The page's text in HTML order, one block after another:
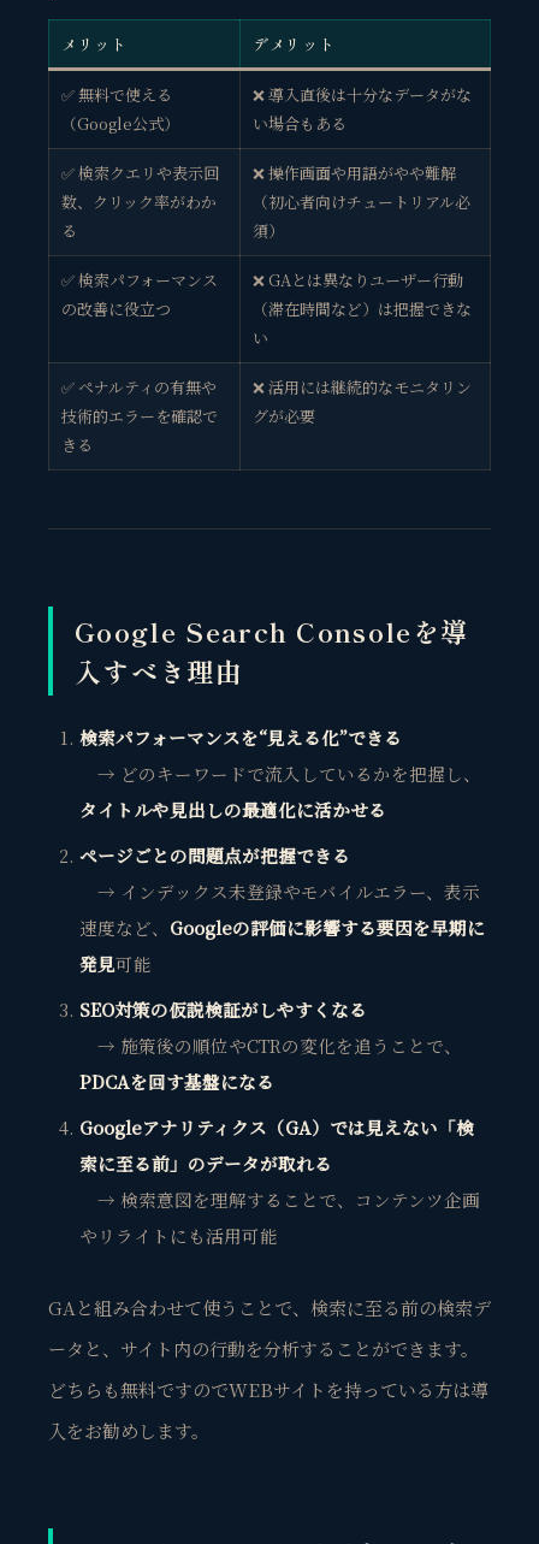
メリット デメリット
✅ 無料で使える
（Google公式）
❌ 導入直後は十分なデータがな
い場合もある
✅ 検索クエリや表示回
数、クリック率がわか
る
❌ 操作画面や用語がやや難解
（初心者向けチュートリアル必
須）
✅ 検索パフォーマンス
の改善に役立つ
❌ GAとは異なりユーザー行動
（滞在時間など）は把握できな
い
✅ ペナルティの有無や
技術的エラーを確認で
きる
❌ 活用には継続的なモニタリン
グが必要
Google Search Consoleを導
入すべき理由
検索パフォーマンスを“見える化”できる
→ どのキーワードで流入しているかを把握し、
タイトルや見出しの最適化に活かせる
ページごとの問題点が把握できる
→ インデックス未登録やモバイルエラー、表示
速度など、 Googleの評価に影響する要因を早期に
発見可能
SEO対策の仮説検証がしやすくなる
→ 施策後の順位やCTRの変化を追うことで、
PDCAを回す基盤になる
Googleアナリティクス（GA）では見えない「検
索に至る前」のデータが取れる
→ 検索意図を理解することで、コンテンツ企画
やリライトにも活用可能
GAと組み合わせて使うことで、検索に至る前の検索デ
ータと、サイト内の行動を分析することができます。
どちらも無料ですのでWEBサイトを持っている方は導
入をお勧めします。